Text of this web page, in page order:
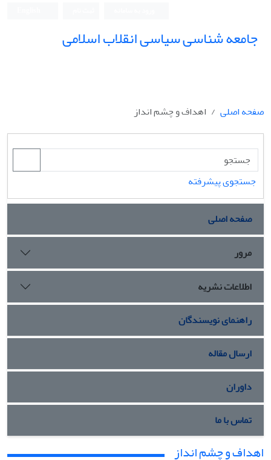
جامعه شناسی سیاسی انقلاب اسلامی
صفحه اصلی اهداف و چشم انداز
جستجوی پیشرفته
صفحه اصلی
مرور
اطلاعات نشریه
راهنمای نویسندگان
ارسال مقاله
داوران
تماس با ما
اهداف و چشم انداز